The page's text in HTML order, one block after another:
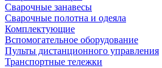
Сварочные занавесы
Сварочные полотна и одеяла
Комплектующие
Вспомогательное оборудование
Пульты дистанционного управления
Транспортные тележки